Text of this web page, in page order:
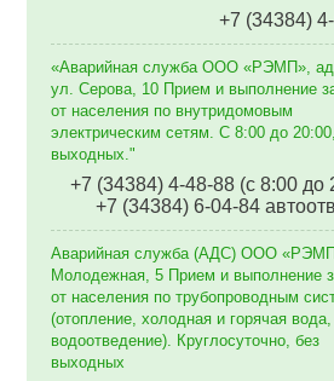
+7 (34384)
«Аварийная служба ООО «РЭМП»,
ул. Серова, 10 Прием и выполнение
от населения по внутридомовым
электрическим сетям. C 8:00 до
выходных."
+7 (34384) 4-48-88 (с 8:00 до
+7 (34384) 6-04-84
Аварийная служба (АДС) ООО
Молодежная, 5 Прием и выполнение
от населения по трубопроводным
(отопление, холодная и горячая вода,
водоотведение). Круглосуточно, без
выходных